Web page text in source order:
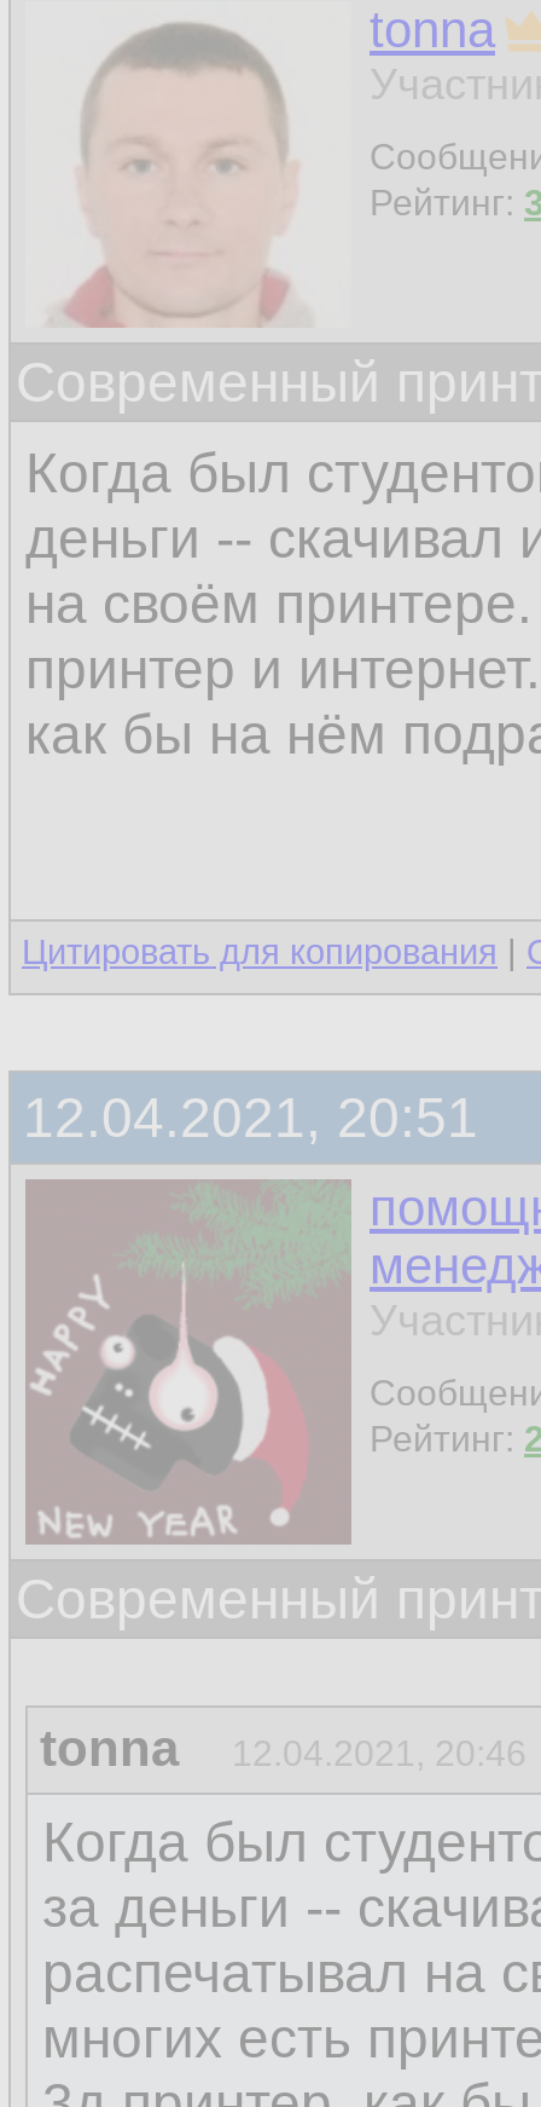
tonna
Рейтинг:
Современный
Когда был
деньги -- скачивал
на своём
принтер и
как бы на нём
Цитировать для копирования |
12.04.2021, 20:51
Рейтинг:
Современный
tonna 12.04.2021, 20:46
Когда был
за деньги --
распечатывал на
многих есть